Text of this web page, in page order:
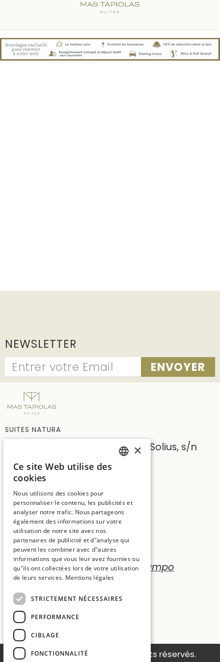
NEWSLETTER
ENVOYER
SUITES NATURA
Ctra. C65 Km.7, vecindario de Solius, s/n
17246 Girona
+34 972 837 017
hotelmt@salleshotels.com
Hotel La Caminera Club de Campo
Hotel Cala del Pi
Sallés Hotels
© 2026 Sallés Hotels. Tous droits réservés.
CATALAN
FRENCH
×
Ce site Web utilise des
cookies
Nous utilisons des cookies pour
personnaliser le contenu, les publicités et
analyser notre trafic. Nous partageons
également des informations sur votre
utilisation de notre site avec nos
partenaires de publicité et d"analyse qui
peuvent les combiner avec d"autres
informations que vous leur avez fournies ou
qu"ils ont collectées lors de votre utilisation
de leurs services. Mentions légales
STRICTEMENT NÉCESSAIRES
PERFORMANCE
CIBLAGE
FONCTIONNALITÉ